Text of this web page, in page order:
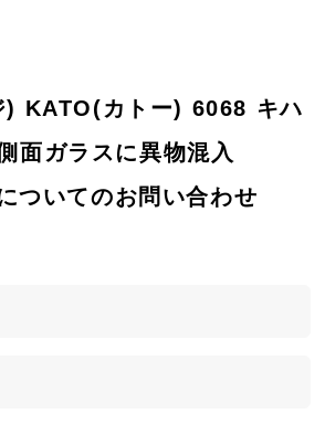
) KATO(カトー) 6068 キハ
面ガラスに異物混入
ついてのお問い合わせ